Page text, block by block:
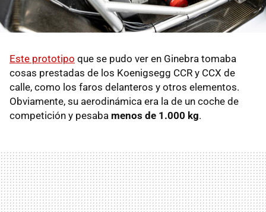
Este prototipo que se pudo ver en Ginebra tomaba
cosas prestadas de los Koenigsegg CCR y CCX de
calle, como los faros delanteros y otros elementos.
Obviamente, su aerodinámica era la de un coche de
competición y pesaba menos de 1.000 kg.